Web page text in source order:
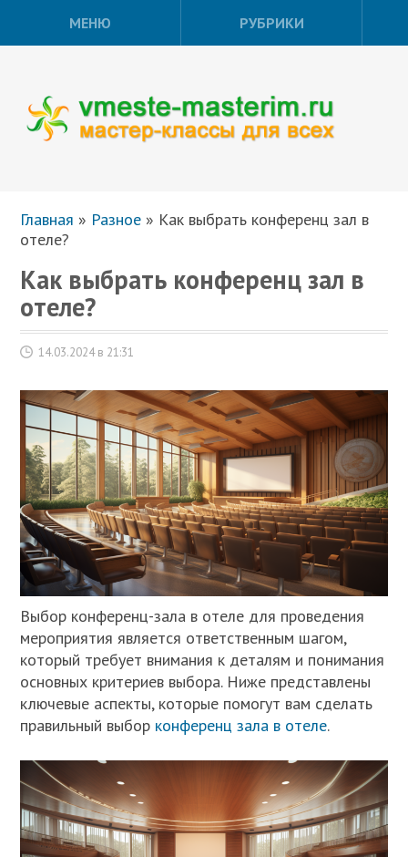
МЕНЮ РУБРИКИ
Главная » Разное » Как выбрать конференц зал в
отеле?
Как выбрать конференц зал в
отеле?
14.03.2024 в 21:31
Выбор конференц-зала в отеле для проведения
мероприятия является ответственным шагом,
который требует внимания к деталям и понимания
основных критериев выбора. Ниже представлены
ключевые аспекты, которые помогут вам сделать
правильный выбор конференц зала в отеле.